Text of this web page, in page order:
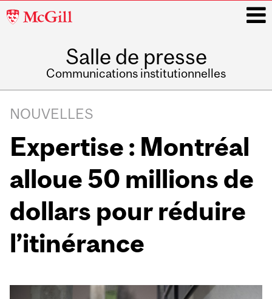
McGill
Salle de presse
Communications institutionnelles
navigation
NOUVELLES
Expertise : Montréal
alloue 50 millions de
dollars pour réduire
l’itinérance
Related
Content